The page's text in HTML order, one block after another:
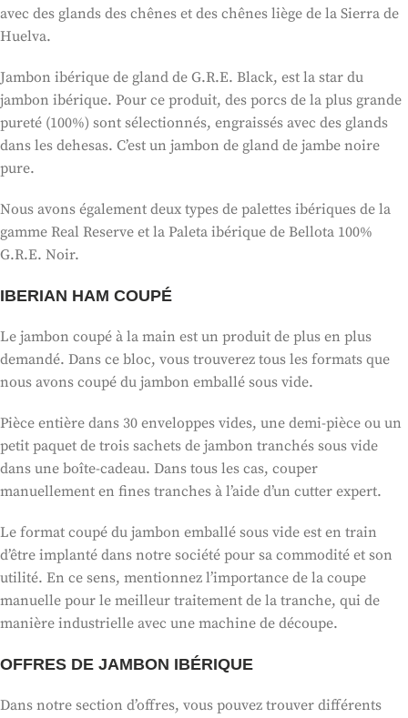
avec des glands des chênes et des chênes liège de la Sierra de
Huelva.
Jambon ibérique de gland de G.R.E. Black, est la star du
jambon ibérique. Pour ce produit, des porcs de la plus grande
pureté (100%) sont sélectionnés, engraissés avec des glands
dans les dehesas. C’est un jambon de gland de jambe noire
pure.
Nous avons également deux types de palettes ibériques de la
gamme Real Reserve et la Paleta ibérique de Bellota 100%
G.R.E. Noir.
IBERIAN HAM COUPÉ
Le jambon coupé à la main est un produit de plus en plus
demandé. Dans ce bloc, vous trouverez tous les formats que
nous avons coupé du jambon emballé sous vide.
Pièce entière dans 30 enveloppes vides, une demi-pièce ou un
petit paquet de trois sachets de jambon tranchés sous vide
dans une boîte-cadeau. Dans tous les cas, couper
manuellement en fines tranches à l’aide d’un cutter expert.
Le format coupé du jambon emballé sous vide est en train
d’être implanté dans notre société pour sa commodité et son
utilité. En ce sens, mentionnez l’importance de la coupe
manuelle pour le meilleur traitement de la tranche, qui de
manière industrielle avec une machine de découpe.
OFFRES DE JAMBON IBÉRIQUE
Dans notre section d’offres, vous pouvez trouver différents